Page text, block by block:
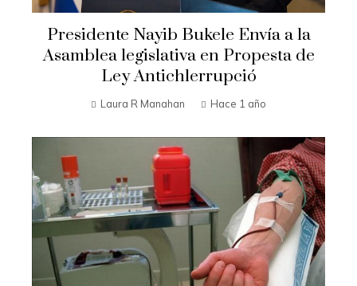
Presidente Nayib Bukele Envía a la
Asamblea legislativa en Propesta de
Ley Antichlerrupció
Laura R Manahan Hace 1 año